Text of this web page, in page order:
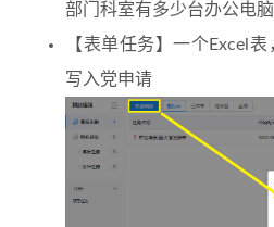
部门科室有多少台办公电脑
【表单任务】一个Excel
写入党申请